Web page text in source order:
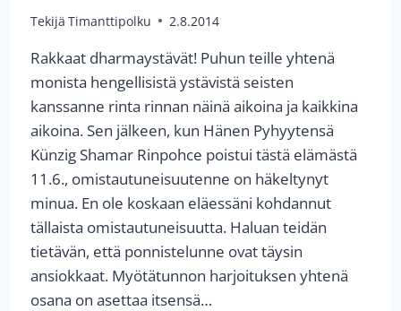
PALUUSTA
Tekijä Timanttipolku 2.8.2014
Rakkaat dharmaystävät! Puhun teille yhtenä
monista hengellisistä ystävistä seisten
kanssanne rinta rinnan näinä aikoina ja kaikkina
aikoina. Sen jälkeen, kun Hänen Pyhyytensä
Künzig Shamar Rinpohce poistui tästä elämästä
11.6., omistautuneisuutenne on häkeltynyt
minua. En ole koskaan eläessäni kohdannut
tällaista omistautuneisuutta. Haluan teidän
tietävän, että ponnistelunne ovat täysin
ansiokkaat. Myötätunnon harjoituksen yhtenä
osana on asettaa itsensä…